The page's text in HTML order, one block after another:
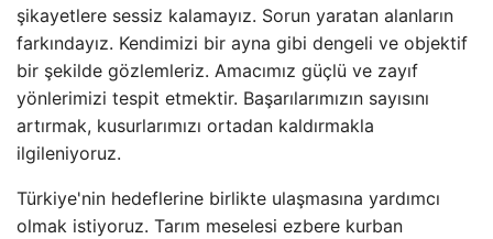
şikayetlere sessiz kalamayız. Sorun yaratan alanların
farkındayız. Kendimizi bir ayna gibi dengeli ve objektif
bir şekilde gözlemleriz. Amacımız güçlü ve zayıf
yönlerimizi tespit etmektir. Başarılarımızın sayısını
artırmak, kusurlarımızı ortadan kaldırmakla
ilgileniyoruz.
Türkiye'nin hedeflerine birlikte ulaşmasına yardımcı
olmak istiyoruz. Tarım meselesi ezbere kurban